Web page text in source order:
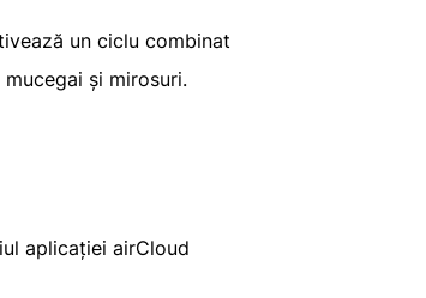
un ciclu combinat
și mirosuri.
aplicației airCloud